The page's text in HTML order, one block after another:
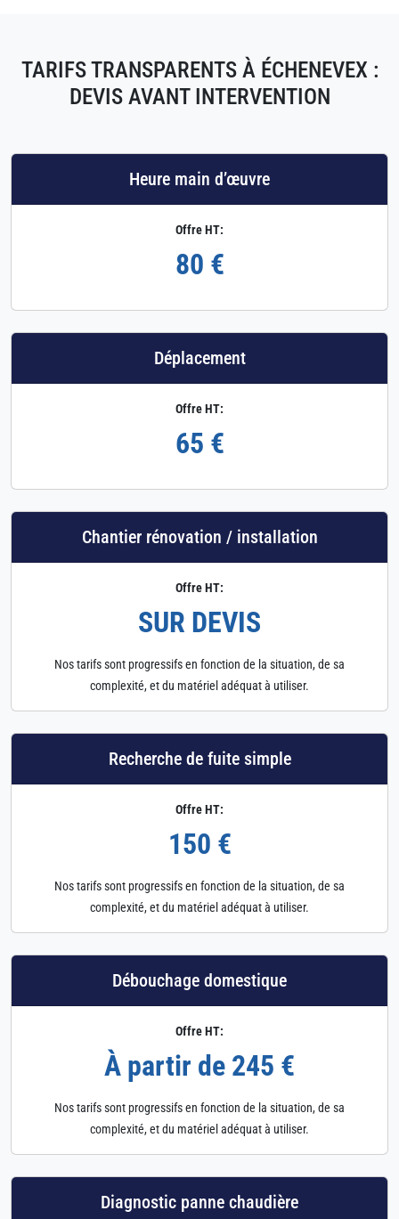
TARIFS TRANSPARENTS À ÉCHENEVEX :
DEVIS AVANT INTERVENTION
Heure main d’œuvre
Offre HT:
80 €
Déplacement
Offre HT:
65 €
Chantier rénovation / installation
Offre HT:
SUR DEVIS
Nos tarifs sont progressifs en fonction de la situation, de sa
complexité, et du matériel adéquat à utiliser.
Recherche de fuite simple
Offre HT:
150 €
Nos tarifs sont progressifs en fonction de la situation, de sa
complexité, et du matériel adéquat à utiliser.
Débouchage domestique
Offre HT:
À partir de 245 €
Nos tarifs sont progressifs en fonction de la situation, de sa
complexité, et du matériel adéquat à utiliser.
Diagnostic panne chaudière